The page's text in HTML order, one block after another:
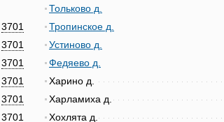
3701
3701
3701
3701
3701
3701
Тольково д.
Тропинское д.
Устиново д.
Федяево д.
Харино д.
Харламиха д.
Хохлята д.